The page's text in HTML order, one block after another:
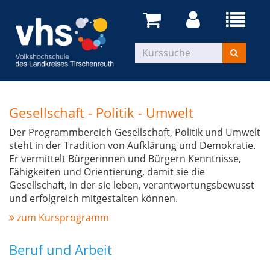
Gesellschaft - Politik - Umwelt
Der Programmbereich Gesellschaft, Politik und Umwelt
steht in der Tradition von Aufklärung und Demokratie.
Er vermittelt Bürgerinnen und Bürgern Kenntnisse,
Fähigkeiten und Orientierung, damit sie die
Gesellschaft, in der sie leben, verantwortungsbewusst
und erfolgreich mitgestalten können.
zum Kursprogramm
Beruf und Arbeit